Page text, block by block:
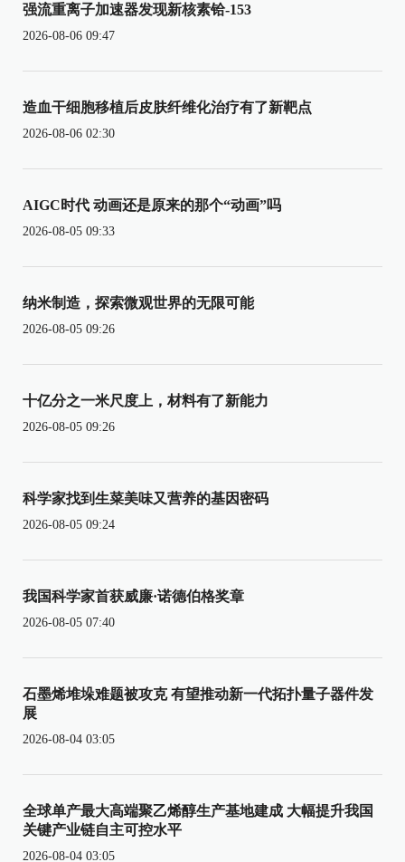
强流重离子加速器发现新核素铪-153
2026-08-06 09:47
造血干细胞移植后皮肤纤维化治疗有了新靶点
2026-08-06 02:30
AIGC时代 动画还是原来的那个“动画”吗
2026-08-05 09:33
纳米制造，探索微观世界的无限可能
2026-08-05 09:26
十亿分之一米尺度上，材料有了新能力
2026-08-05 09:26
科学家找到生菜美味又营养的基因密码
2026-08-05 09:24
我国科学家首获威廉·诺德伯格奖章
2026-08-05 07:40
石墨烯堆垛难题被攻克 有望推动新一代拓扑量子器件发
展
2026-08-04 03:05
全球单产最大高端聚乙烯醇生产基地建成 大幅提升我国
关键产业链自主可控水平
2026-08-04 03:05